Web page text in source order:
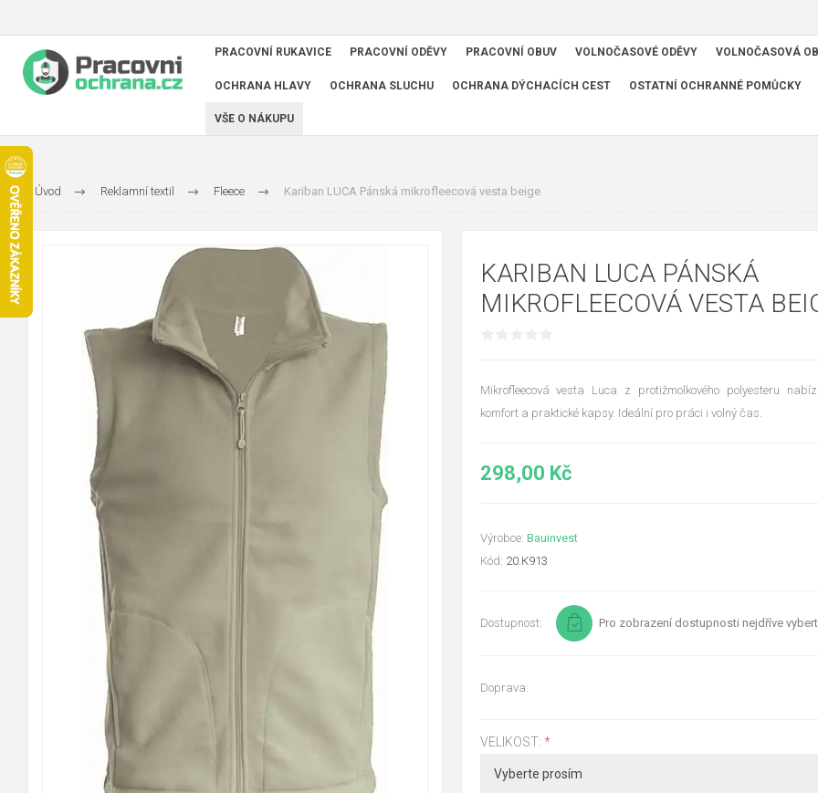
PRACOVNÍ RUKAVICE PRACOVNÍ ODĚVY PRACOVNÍ OBUV VOLNOČASOVÉ ODĚVY VOLNOČASOVÁ
OCHRANA HLAVY OCHRANA SLUCHU OCHRANA DÝCHACÍCH CEST OSTATNÍ OCHRANNÉ POMŮCKY
VŠE O NÁKUPU
Úvod Reklamní textil Fleece Kariban LUCA Pánská mikrofleecová vesta beige
KARIBAN LUCA PÁNSKÁ
MIKROFLEECOVÁ VESTA
Mikrofleecová vesta Luca z protižmolkového polyesteru
komfort a praktické kapsy. Ideální pro práci i volný čas.
298,00 Kč
Výrobce: Bauinvest
Kód: 20.K913
Dostupnost: Pro zobrazení dostupnosti nejdříve
Doprava:
VELIKOST: *